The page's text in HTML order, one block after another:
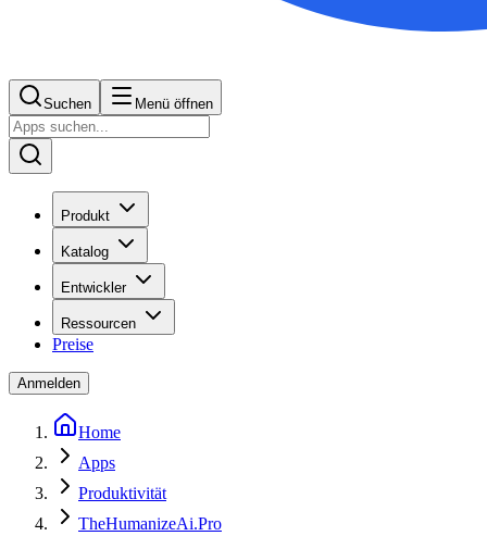
Suchen Menü öffnen
Produkt
Katalog
Entwickler
Ressourcen
Preise
Anmelden
Home
Apps
Produktivität
TheHumanizeAi.Pro